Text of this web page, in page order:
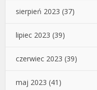
sierpień 2023 (37)
lipiec 2023 (39)
czerwiec 2023 (39)
maj 2023 (41)